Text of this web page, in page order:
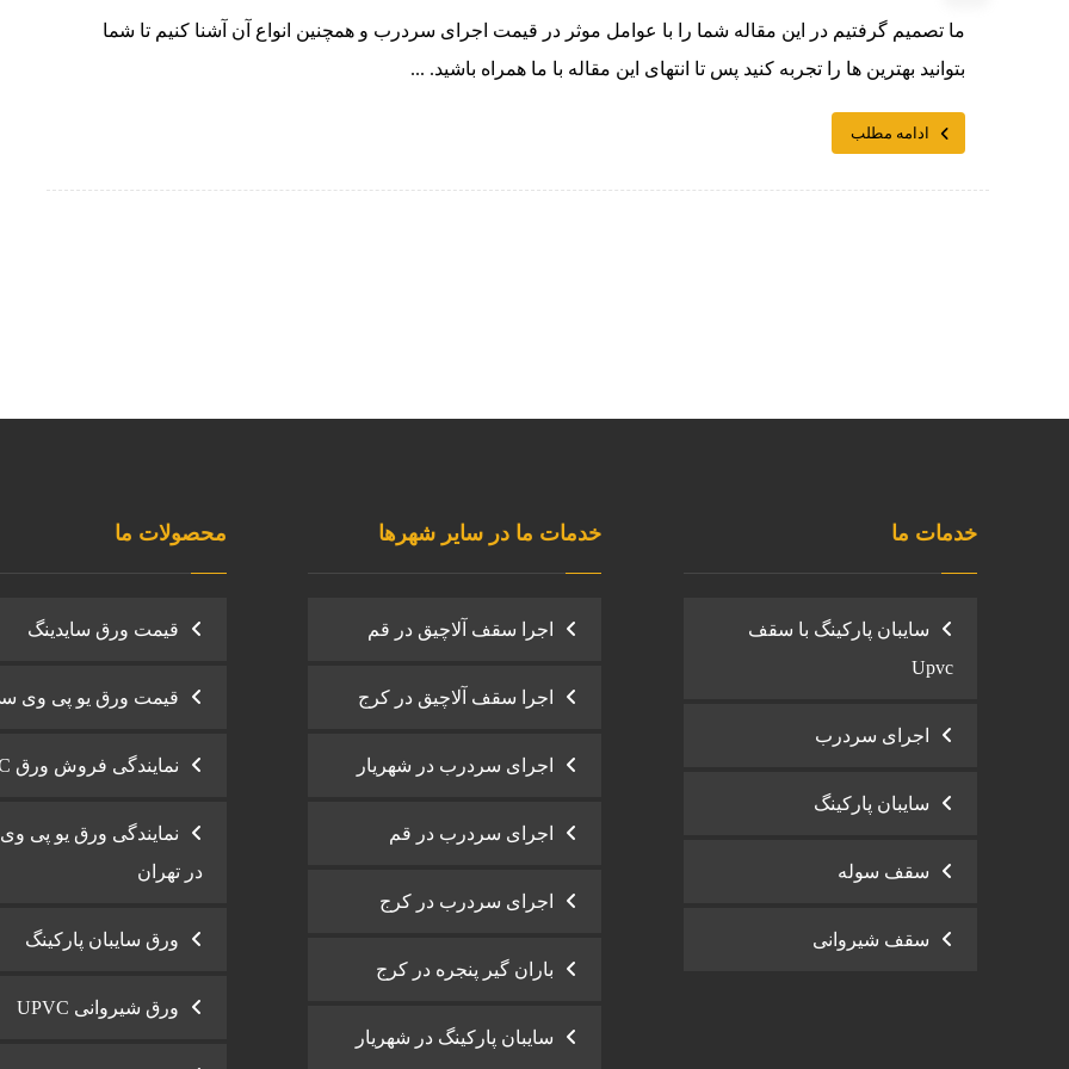
ما تصمیم گرفتیم در این مقاله شما را با عوامل موثر در قیمت اجرای سردرب و همچنین انواع آن آشنا کنیم تا شما
بتوانید بهترین ها را تجربه کنید پس تا انتهای این مقاله با ما همراه باشید. ...
ادامه مطلب
خدمات ما
سایبان پارکینگ با سقف
Upvc
اجرای سردرب
سایبان پارکینگ
سقف سوله
سقف شیروانی
خدمات ما در سایر شهرها
اجرا سقف آلاچیق در قم
اجرا سقف آلاچیق در کرج
اجرای سردرب در شهریار
اجرای سردرب در قم
اجرای سردرب در کرج
باران گیر پنجره در کرج
سایبان پارکینگ در شهریار
محصولات ما
قیمت ورق سایدینگ
قیمت ورق یو پی وی
نمایندگی فروش ورق UPVC
نمایندگی ورق یو پی
در تهران
ورق سایبان پارکینگ
ورق شیروانی UPVC